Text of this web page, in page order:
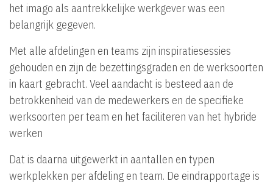
het imago als aantrekkelijke werkgever was een
belangrijk gegeven.
Met alle afdelingen en teams zijn inspiratiesessies
gehouden en zijn de bezettingsgraden en de werksoorten
in kaart gebracht. Veel aandacht is besteed aan de
betrokkenheid van de medewerkers en de specifieke
werksoorten per team en het faciliteren van het hybride
werken
Dat is daarna uitgewerkt in aantallen en typen
werkplekken per afdeling en team. De eindrapportage is